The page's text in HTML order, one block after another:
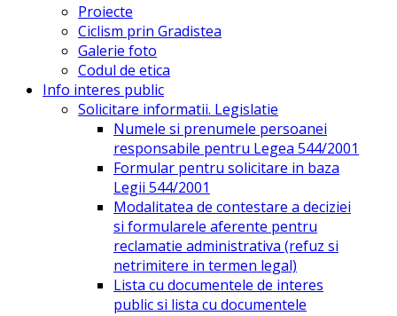
Proiecte
Ciclism prin Gradistea
Galerie foto
Codul de etica
Info interes public
Solicitare informatii. Legislatie
Numele si prenumele persoanei
responsabile pentru Legea 544/2001
Formular pentru solicitare in baza
Legii 544/2001
Modalitatea de contestare a deciziei
si formularele aferente pentru
reclamatie administrativa (refuz si
netrimitere in termen legal)
Lista cu documentele de interes
public si lista cu documentele